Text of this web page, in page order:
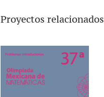
Proyectos relacionados